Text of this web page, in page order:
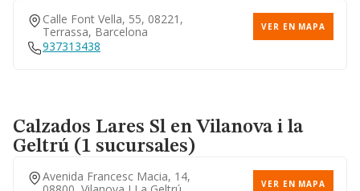
Calle Font Vella, 55, 08221,
Terrassa, Barcelona
VER EN MAPA
937313438
Calzados Lares Sl en Vilanova i la
Geltrú (1 sucursales)
Avenida Francesc Macia, 14,
VER EN MAPA